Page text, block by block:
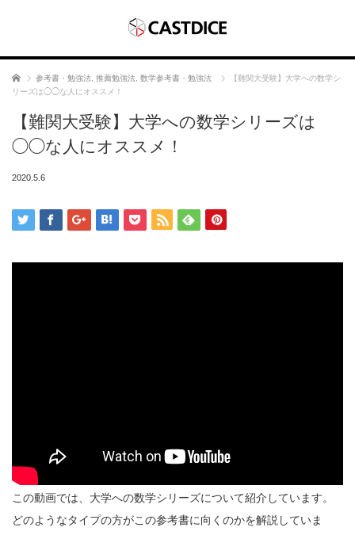
ホーム 参考書・勉強法 推薦勉強法 数学参考書・勉強法
【難関大受験】大学への数学シ
リーズは◯◯な人にオススメ！
【難関大受験】大学への数学シリーズは
◯◯な人にオススメ！
2020.5.6
この動画では、大学への数学シリーズについて紹介しています。
どのようなタイプの方がこの参考書に向くのかを解説していま